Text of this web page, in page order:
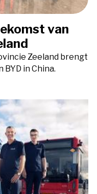
van
Zeeland brengt
in China.